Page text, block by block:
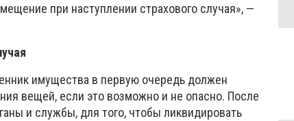
при наступлении страхового случая», —
имущества в первую очередь должен
вещей, если это возможно и не опасно. После
и службы, для того, чтобы ликвидировать